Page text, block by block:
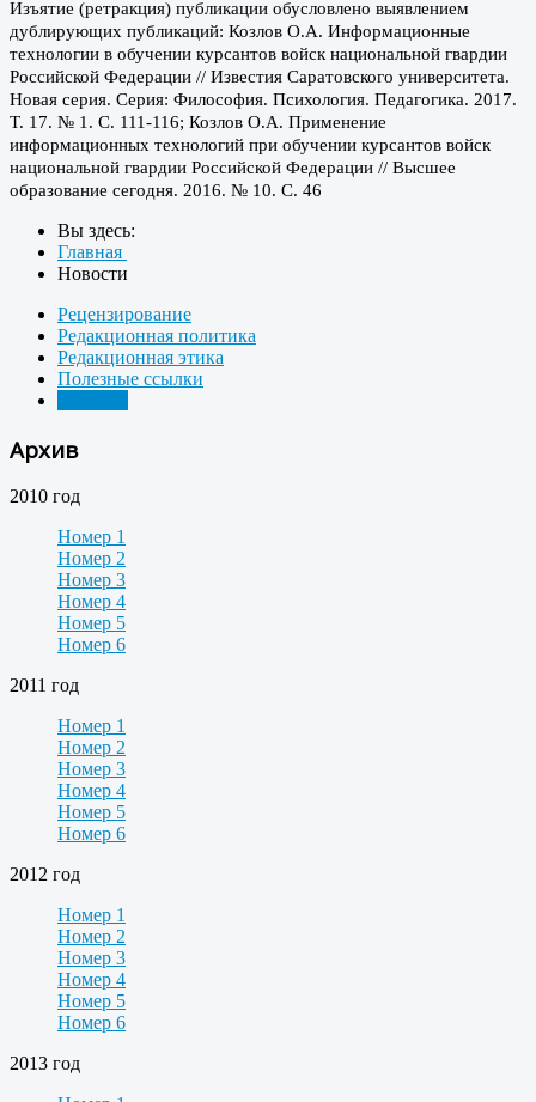
Изъятие (ретракция) публикации обусловлено выявлением
дублирующих публикаций: Козлов О.А. Информационные
технологии в обучении курсантов войск национальной гвардии
Российской Федерации // Известия Саратовского университета.
Новая серия. Серия: Философия. Психология. Педагогика. 2017.
Т. 17. № 1. С. 111-116; Козлов О.А. Применение
информационных технологий при обучении курсантов войск
национальной гвардии Российской Федерации // Высшее
образование сегодня. 2016. № 10. С. 46
Вы здесь:
Главная
Новости
Рецензирование
Редакционная политика
Редакционная этика
Полезные ссылки
Архив
2010 год
Номер 1
Номер 2
Номер 3
Номер 4
Номер 5
Номер 6
2011 год
Номер 1
Номер 2
Номер 3
Номер 4
Номер 5
Номер 6
2012 год
Номер 1
Номер 2
Номер 3
Номер 4
Номер 5
Номер 6
2013 год